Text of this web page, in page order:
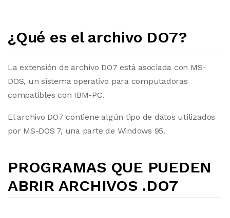
¿Qué es el archivo DO7?
La extensión de archivo DO7 está asociada con MS-
DOS, un sistema operativo para computadoras
compatibles con IBM-PC.
El archivo DO7 contiene algún tipo de datos utilizados
por MS-DOS 7, una parte de Windows 95.
PROGRAMAS QUE PUEDEN
ABRIR ARCHIVOS .DO7